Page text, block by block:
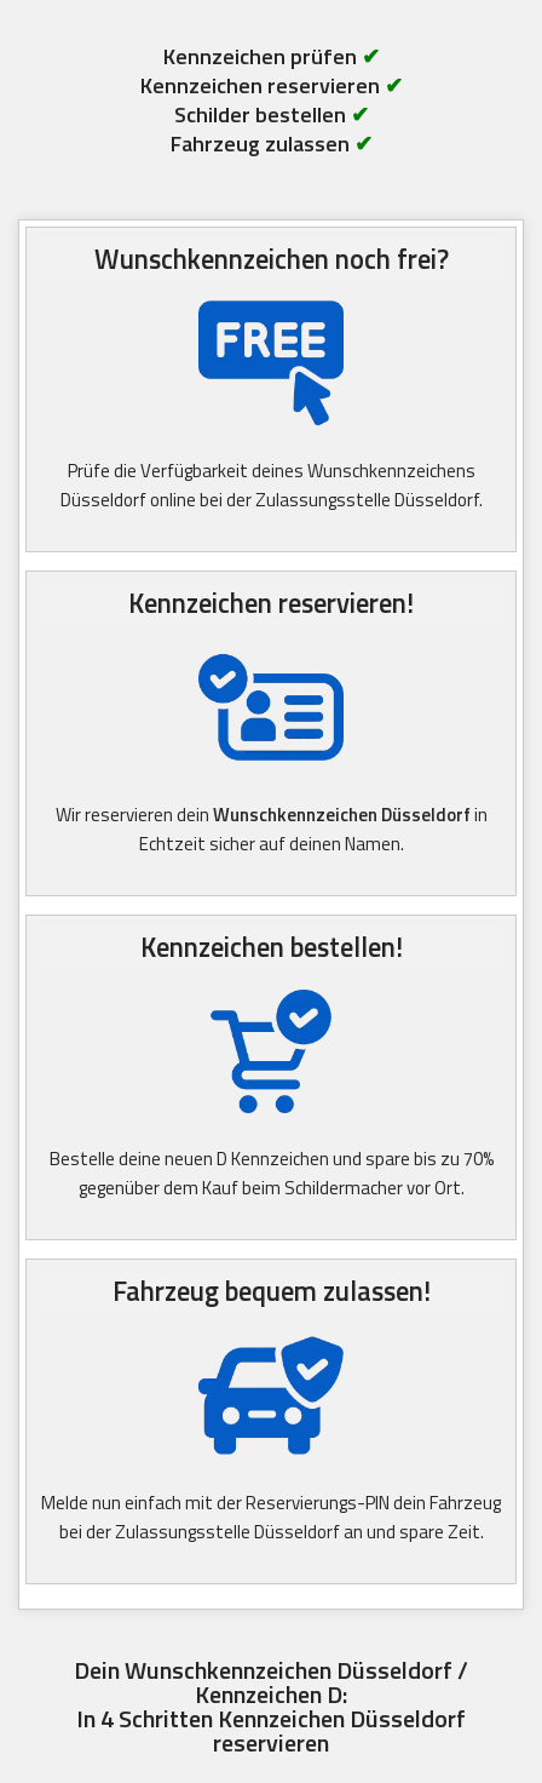
Kennzeichen prüfen ✔
Kennzeichen reservieren ✔
Schilder bestellen ✔
Fahrzeug zulassen ✔
Wunschkennzeichen noch frei?
Prüfe die Verfügbarkeit deines Wunschkennzeichens
Düsseldorf online bei der Zulassungsstelle Düsseldorf.
Kennzeichen reservieren!
Wir reservieren deinWunschkennzeichen Düsseldorfin
Echtzeit sicher auf deinen Namen.
Kennzeichen bestellen!
Bestelle deine neuen D Kennzeichen und spare bis zu 70%
gegenüber dem Kauf beim Schildermacher vor Ort.
Fahrzeug bequem zulassen!
Melde nun einfach mit der Reservierungs-PIN dein Fahrzeug
bei der Zulassungsstelle Düsseldorf an und spare Zeit.
Dein Wunschkennzeichen Düsseldorf /
Kennzeichen D:
In 4 Schritten Kennzeichen Düsseldorf
reservieren